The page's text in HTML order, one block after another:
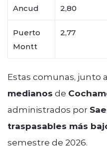
Ancud 2,80
Puerto
Montt
2,77
Estas comunas, junto
medianos de
administrados por
traspasables más
semestre de 2026.